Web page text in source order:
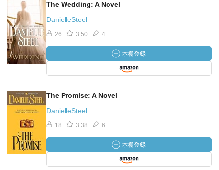
The Wedding: A Novel
DanielleSteel
26 3.50 4
The Promise: A Novel
DanielleSteel
18 3.38 6